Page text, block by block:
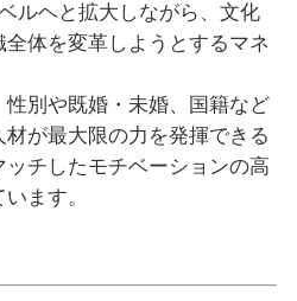
ルヘと拡大しながら、文化
体を変革しようとするマネ
別や既婚・未婚、国籍など
が最大限の力を発揮できる
チしたモチベーションの高
ます。